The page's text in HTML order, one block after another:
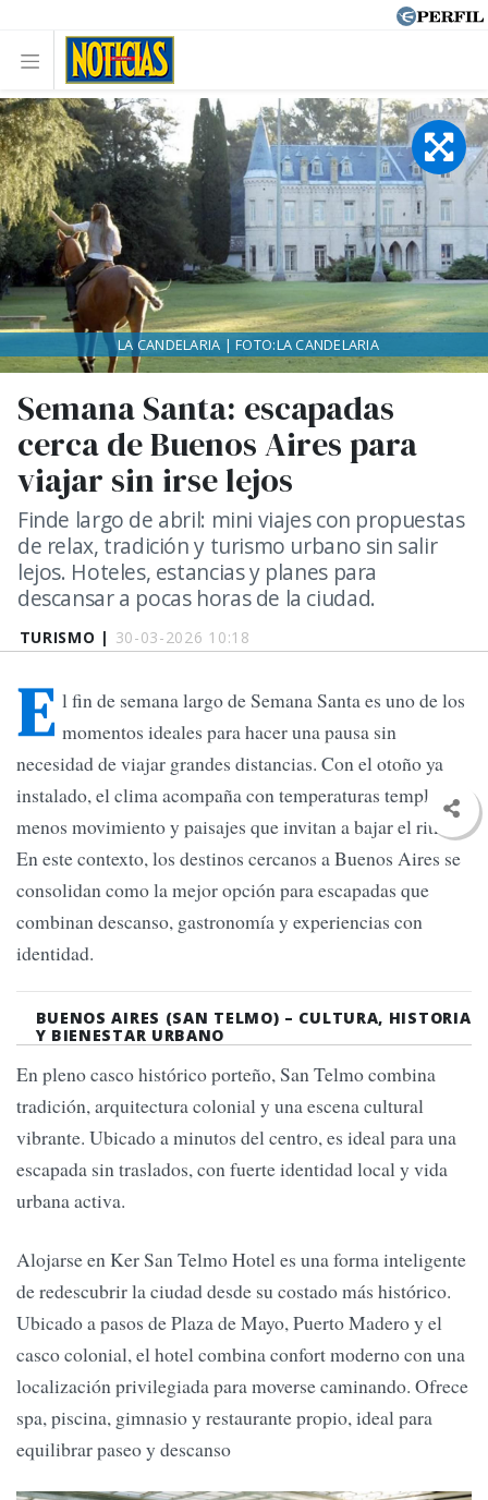
TURISMO | 30-03-2026 10:18
Semana Santa: escapadas
cerca de Buenos Aires para
viajar sin irse lejos
Finde largo de abril: mini viajes con propuestas
de relax, tradición y turismo urbano sin salir
lejos. Hoteles, estancias y planes para
descansar a pocas horas de la ciudad.
LA CANDELARIA | FOTO:LA CANDELARIA
E l fin de semana largo de Semana Santa es uno de los
momentos ideales para hacer una pausa sin
necesidad de viajar grandes distancias. Con el otoño ya
instalado, el clima acompaña con temperaturas templadas,
menos movimiento y paisajes que invitan a bajar el ritmo.
En este contexto, los destinos cercanos a Buenos Aires se
consolidan como la mejor opción para escapadas que
combinan descanso, gastronomía y experiencias con
identidad.
BUENOS AIRES (SAN TELMO) – CULTURA, HISTORIA
Y BIENESTAR URBANO
En pleno casco histórico porteño, San Telmo combina
tradición, arquitectura colonial y una escena cultural
vibrante. Ubicado a minutos del centro, es ideal para una
escapada sin traslados, con fuerte identidad local y vida
urbana activa.
Alojarse en Ker San Telmo Hotel es una forma inteligente
de redescubrir la ciudad desde su costado más histórico.
Ubicado a pasos de Plaza de Mayo, Puerto Madero y el
casco colonial, el hotel combina confort moderno con una
localización privilegiada para moverse caminando. Ofrece
spa, piscina, gimnasio y restaurante propio, ideal para
equilibrar paseo y descanso